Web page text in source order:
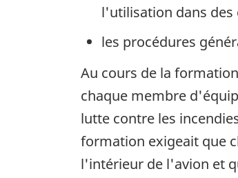
l'utilisation dans
les procédures
Au cours de la
chaque membre
lutte contre les
formation exigeait que
l'intérieur de l'avion et